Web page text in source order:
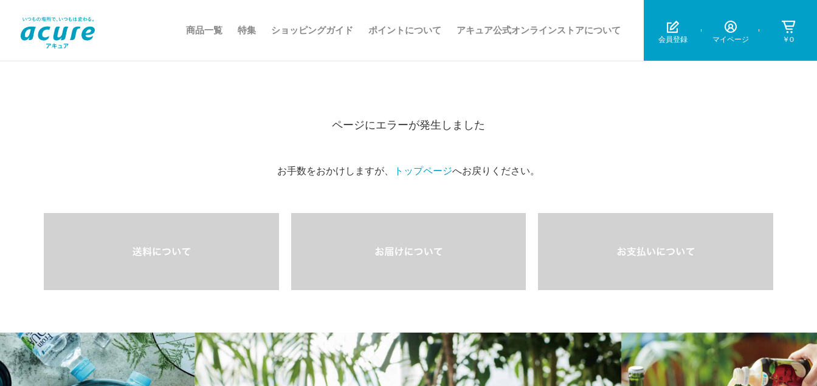
商品一覧 特集 ショッピングガイド ポイントについて アキュア公式オンラインストアについて
会員登録 マイページ ￥0
ページにエラーが発生しました
お手数をおかけしますが、 トップページへお戻りください。